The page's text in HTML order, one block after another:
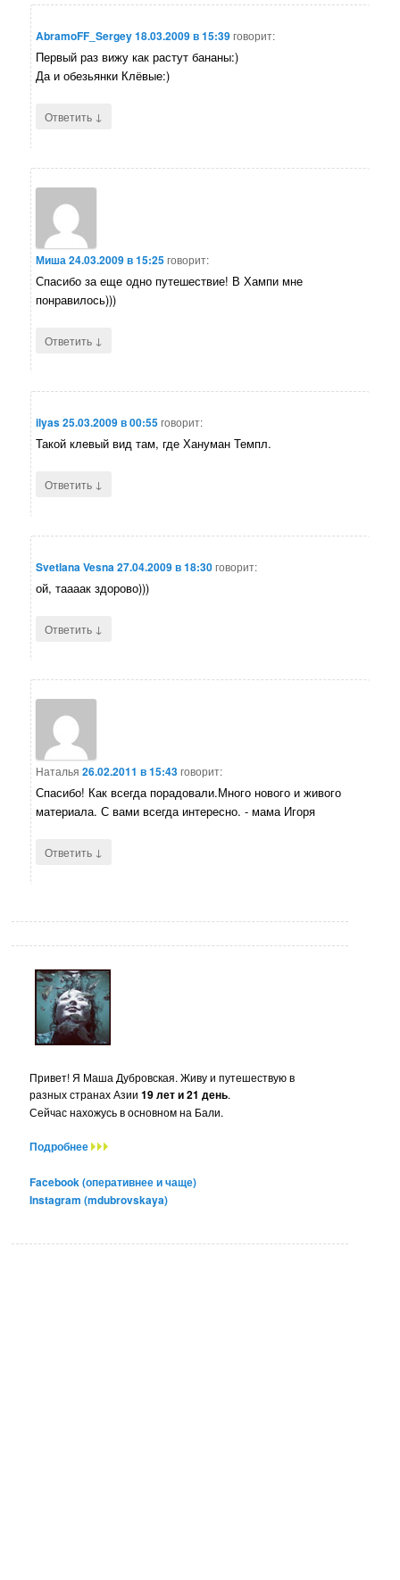
AbramoFF_Sergey18.03.2009 в 15:39говорит:
Первый раз вижу как растут бананы:)
Да и обезьянки Клёвые:)
Ответить ↓
Миша24.03.2009 в 15:25говорит:
Спасибо за еще одно путешествие! В Хампи мне
понравилось)))
Ответить ↓
ilyas25.03.2009 в 00:55говорит:
Такой клевый вид там, где Хануман Темпл.
Ответить ↓
Svetlana Vesna27.04.2009 в 18:30говорит:
ой, таааак здорово)))
Ответить ↓
Наталья 26.02.2011 в 15:43говорит:
Спасибо! Как всегда порадовали.Много нового и живого
материала. С вами всегда интересно. - мама Игоря
Ответить ↓
Привет! Я Маша Дубровская. Живу и путешествую в
разных странах Азии19 лет и 21 день.
Сейчас нахожусь в основном на Бали.
Подробнее
Facebook (оперативнее и чаще)
Instagram (mdubrovskaya)